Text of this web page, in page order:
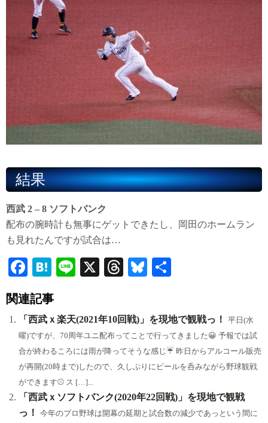
結果
西武 2 – 8 ソフトバンク
配布の腕時計も無事にゲットできたし、岡田のホームラン
も見れたんですが試合は…
Fa
bo
ok
H
en
a
Li
X
T
ds
Bl
y
関連記事
「西武ｘ楽天(2021年10回戦)」を現地で観戦っ！
平日(水
曜)ですが、70周年ユニ配布ってことで行ってきました😀 予報では試
合が終わるころには雨が降ってそうな感じ☔ 昨日からアルコール販売
が再開(20時まで)したので、久しぶりにビールを呑みながら野球観戦
ができます⚾ ス […]...
「西武ｘソフトバンク(2020年22回戦)」を現地で観戦
っ！
今年のプロ野球は開幕の延期と試合数の減少であっという間に